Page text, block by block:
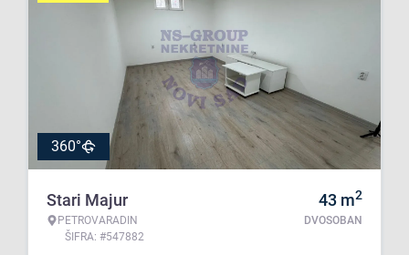
360°
Stari Majur
PETROVARADIN
ŠIFRA: #547882
43 m2
DVOSOBAN